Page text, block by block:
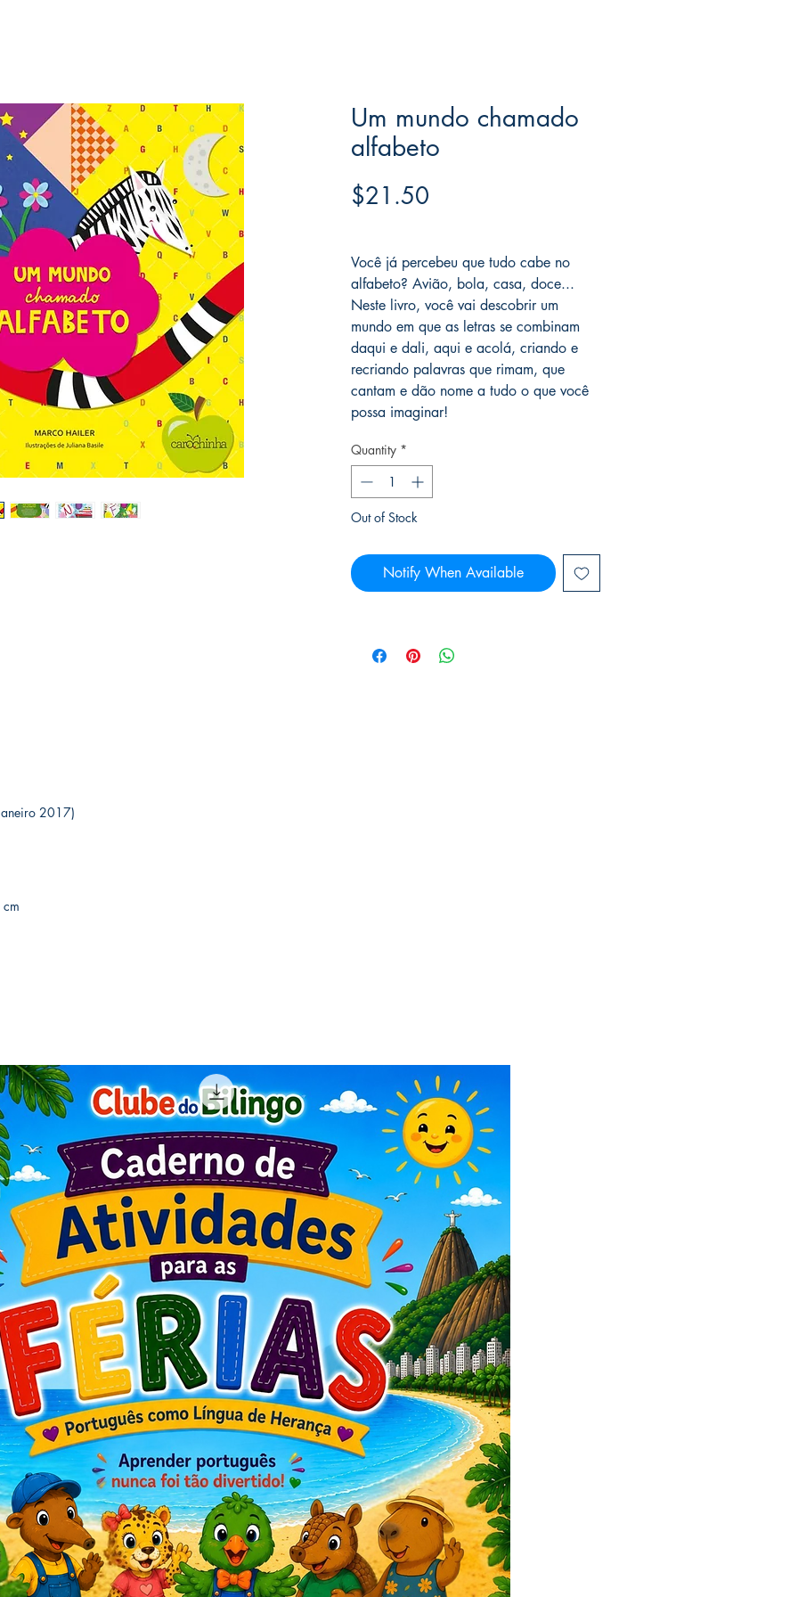
Um mundo chamado
alfabeto
$21.50
Você já percebeu que tudo cabe no
alfabeto? Avião, bola, casa, doce...
Neste livro, você vai descobrir um
mundo em que as letras se combinam
daqui e dali, aqui e acolá, criando e
recriando palavras que rimam, que
cantam e dão nome a tudo o que você
possa imaginar!
Quantity *
Out of Stock
Notify When Available
janeiro 2017)
cm